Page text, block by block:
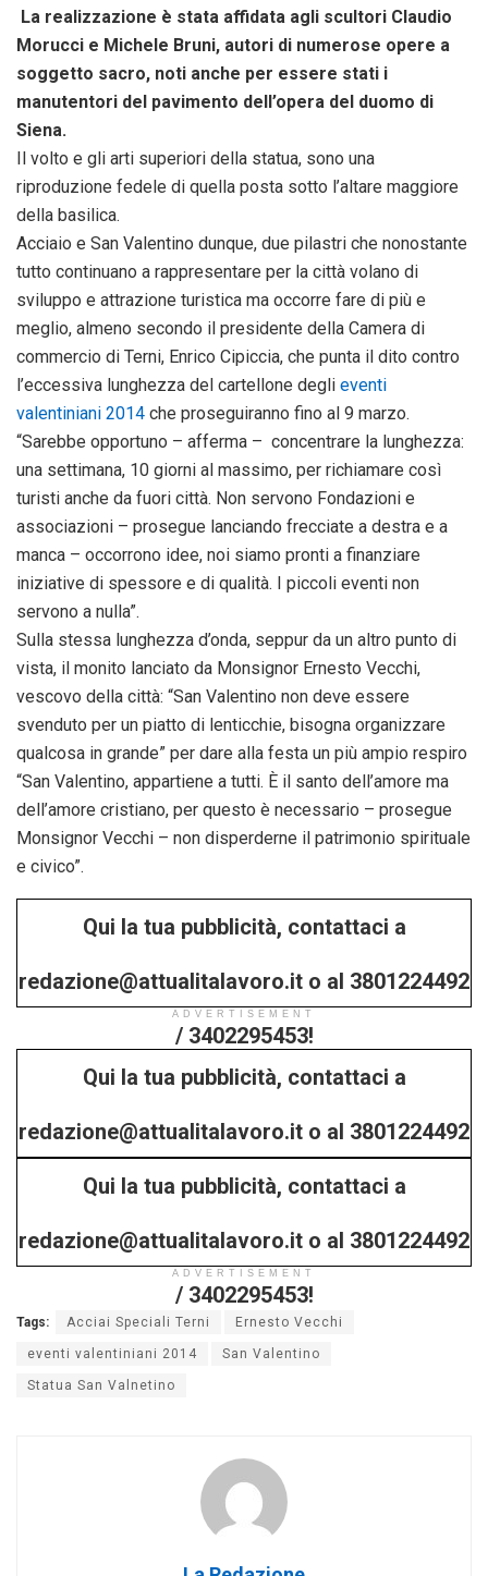
La realizzazione è stata affidata agli scultori Claudio
Morucci e Michele Bruni, autori di numerose opere a
soggetto sacro, noti anche per essere stati i
manutentori del pavimento dell’opera del duomo di
Siena.
Il volto e gli arti superiori della statua, sono una
riproduzione fedele di quella posta sotto l’altare maggiore
della basilica.
Acciaio e San Valentino dunque, due pilastri che nonostante
tutto continuano a rappresentare per la città volano di
sviluppo e attrazione turistica ma occorre fare di più e
meglio, almeno secondo il presidente della Camera di
commercio di Terni, Enrico Cipiccia, che punta il dito contro
l’eccessiva lunghezza del cartellone degli eventi
valentiniani 2014 che proseguiranno fino al 9 marzo.
“Sarebbe opportuno – afferma – concentrare la lunghezza:
una settimana, 10 giorni al massimo, per richiamare così
turisti anche da fuori città. Non servono Fondazioni e
associazioni – prosegue lanciando frecciate a destra e a
manca – occorrono idee, noi siamo pronti a finanziare
iniziative di spessore e di qualità. I piccoli eventi non
servono a nulla”.
Sulla stessa lunghezza d’onda, seppur da un altro punto di
vista, il monito lanciato da Monsignor Ernesto Vecchi,
vescovo della città: “San Valentino non deve essere
svenduto per un piatto di lenticchie, bisogna organizzare
qualcosa in grande” per dare alla festa un più ampio respiro
“San Valentino, appartiene a tutti. È il santo dell’amore ma
dell’amore cristiano, per questo è necessario – prosegue
Monsignor Vecchi – non disperderne il patrimonio spirituale
e civico”.
Qui la tua pubblicità, contattaci a
redazione@attualitalavoro.it o al 3801224492
/ 3402295453!
ADVERTISEMENT
Qui la tua pubblicità, contattaci a
redazione@attualitalavoro.it o al 3801224492
/ 3402295453!
Qui la tua pubblicità, contattaci a
redazione@attualitalavoro.it o al 3801224492
/ 3402295453!
ADVERTISEMENT
Tags: Acciai Speciali Terni Ernesto Vecchi
eventi valentiniani 2014 San Valentino
Statua San Valnetino